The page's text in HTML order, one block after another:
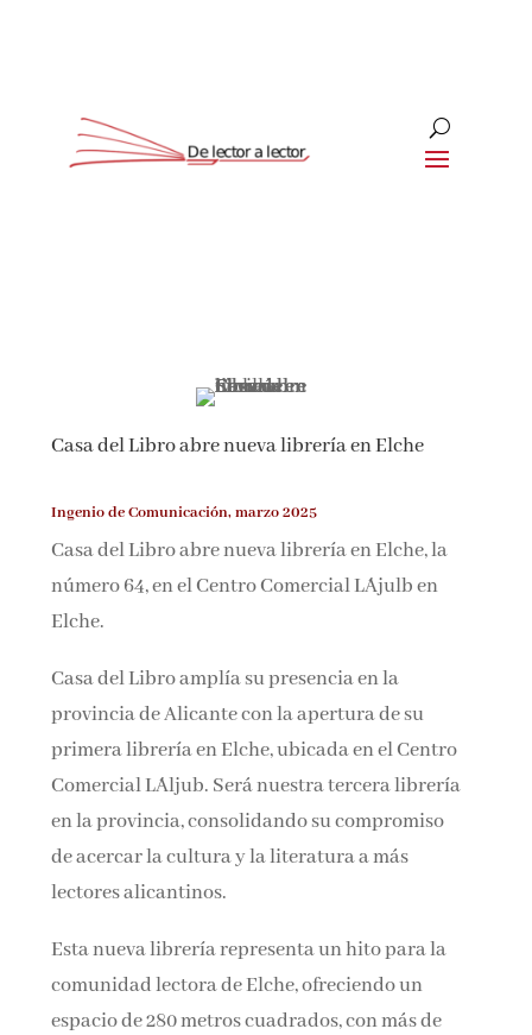
Casa del Libro abre nueva librería en Elche
Ingenio de Comunicación, marzo 2025
Casa del Libro abre nueva librería en Elche, la
número 64, en el Centro Comercial L´Ajulb en
Elche.
Casa del Libro amplía su presencia en la
provincia de Alicante con la apertura de su
primera librería en Elche, ubicada en el Centro
Comercial L´Aljub. Será nuestra tercera librería
en la provincia, consolidando su compromiso
de acercar la cultura y la literatura a más
lectores alicantinos.
Esta nueva librería representa un hito para la
comunidad lectora de Elche, ofreciendo un
espacio de 280 metros cuadrados, con más de
Suscríbete
Únete a nuestra comunidad de amantes de la
Nombre*
términos y condiciones
de privacidad